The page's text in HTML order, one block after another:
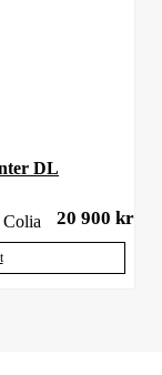
DL
20 900 kr